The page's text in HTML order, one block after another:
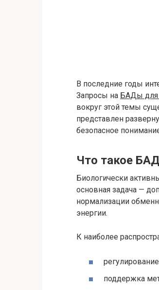
В последние годы
Запросы на БАДы для
вокруг этой темы
представлен
безопасное
Что такое
Биологически
основная задача —
нормализации
энергии.
К наиболее
поддержка